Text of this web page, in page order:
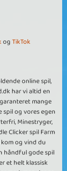
ogTikTok
online spil,
har vi altid en
mange
spil og vores egen
Minestryger,
Clicker spil Farm
og vind du
håndful gode spil
et helt klassisk